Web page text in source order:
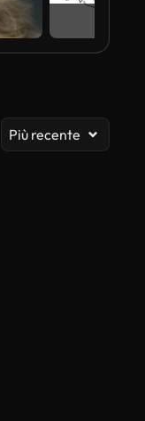
Più recente